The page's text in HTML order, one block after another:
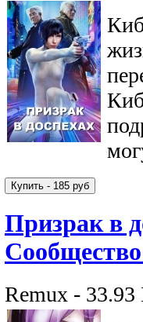
Призрак в
Remux - 33.93